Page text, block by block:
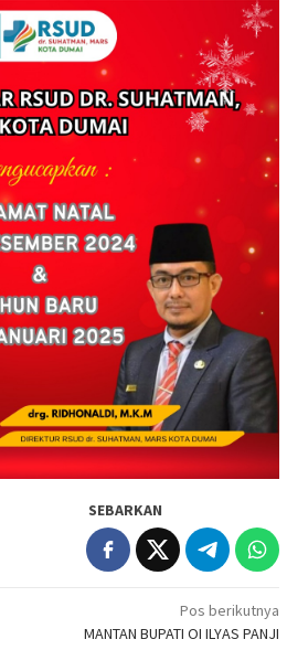
SEBARKAN
Pos berikutnya
MANTAN BUPATI OI ILYAS PANJI